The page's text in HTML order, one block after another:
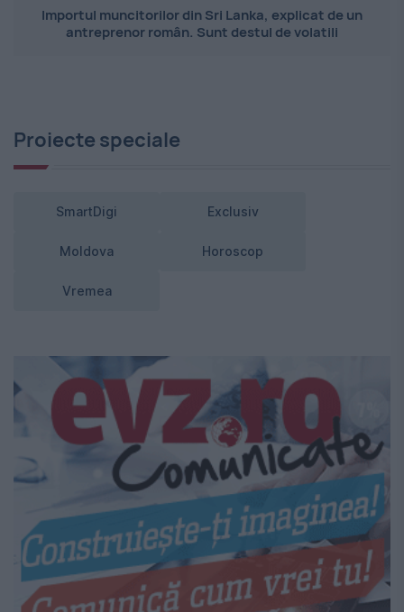
Importul muncitorilor din Sri Lanka, explicat de un
antreprenor român. Sunt destul de volatili
Proiecte speciale
SmartDigi Exclusiv
Moldova Horoscop
Vremea